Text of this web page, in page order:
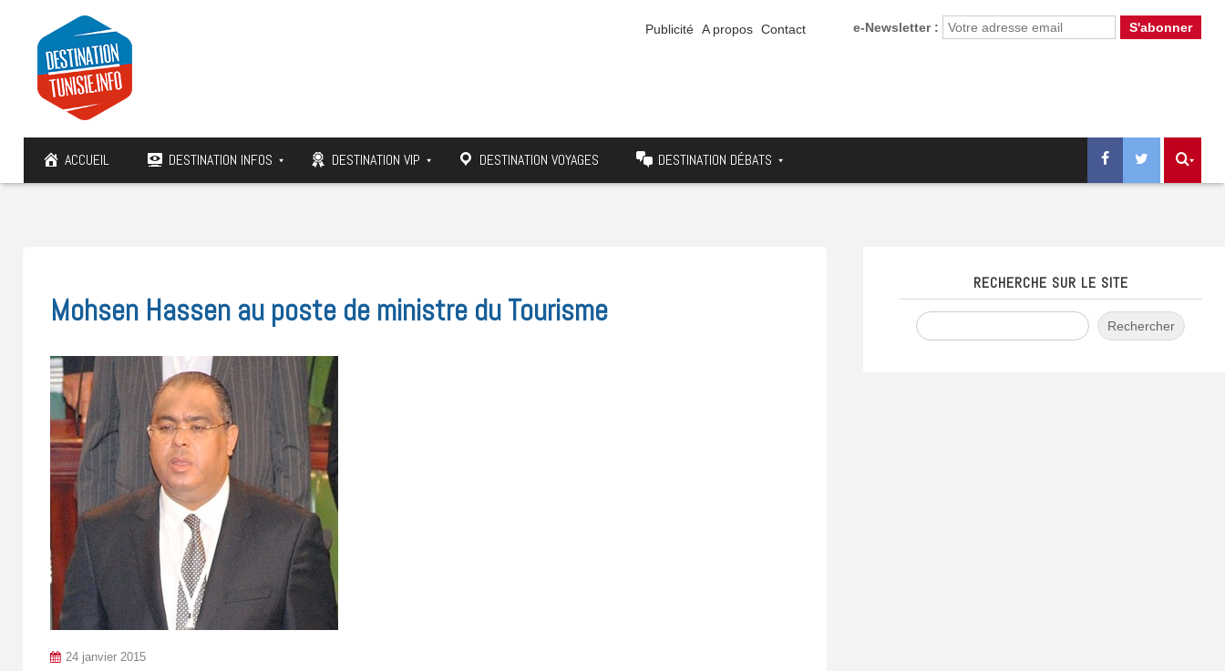
e-Newsletter :
Publicité A propos Contact
ACCUEIL DESTINATION INFOS DESTINATION VIP DESTINATION VOYAGES DESTINATION DÉBATS
Mohsen Hassen au poste de ministre du Tourisme
24 janvier 2015
RECHERCHE SUR LE SITE